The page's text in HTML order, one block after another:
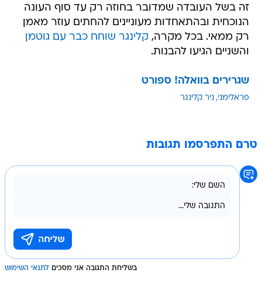
זה בשל העובדה שמדובר בחוזה רק עד סוף העונה
הנוכחית ובהתאחדות מעוניינים להחתים עוזר מאמן
רק ממאי. בכל מקרה, קלינגר שוחח כבר עם גוטמן
והשניים הגיעו להבנות.
שגרירים בוואלה! ספורט
פראלימני ניר קלינגר
טרם התפרסמו תגובות
בשליחת התגובה אני מסכים לתנאי השימוש